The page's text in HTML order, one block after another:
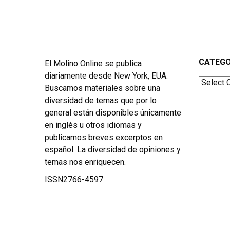
El Molino Online se publica
diariamente desde New York, EUA.
Buscamos materiales sobre una
diversidad de temas que por lo
general están disponibles únicamente
en inglés u otros idiomas y
publicamos breves excerptos en
español. La diversidad de opiniones y
temas nos enriquecen.
ISSN2766-4597